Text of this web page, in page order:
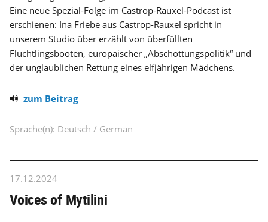
Eine neue Spezial-Folge im Castrop-Rauxel-Podcast ist
erschienen: Ina Friebe aus Castrop-Rauxel spricht in
unserem Studio über erzählt von überfüllten
Flüchtlingsbooten, europäischer „Abschottungspolitik“ und
der unglaublichen Rettung eines elfjährigen Mädchens.
zum Beitrag
Sprache(n): Deutsch / German
17.12.2024
Voices of Mytilini